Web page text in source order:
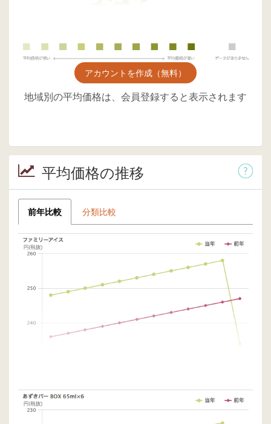
アカウントを作成（無料）
地域別の平均価格は、会員登録すると表示されます
平均価格の推移
前年比較 分類比較